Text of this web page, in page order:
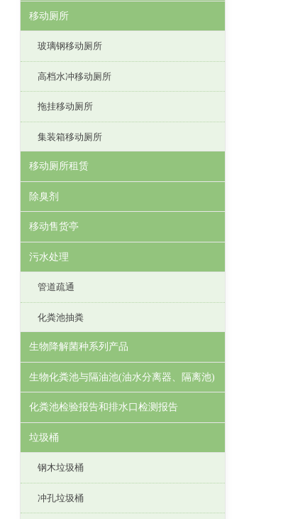
移动厕所
玻璃钢移动厕所
高档水冲移动厕所
拖挂移动厕所
集装箱移动厕所
移动厕所租赁
除臭剂
移动售货亭
污水处理
管道疏通
化粪池抽粪
生物降解菌种系列产品
生物化粪池与隔油池(油水分离器、隔离池)
化粪池检验报告和排水口检测报告
垃圾桶
钢木垃圾桶
冲孔垃圾桶